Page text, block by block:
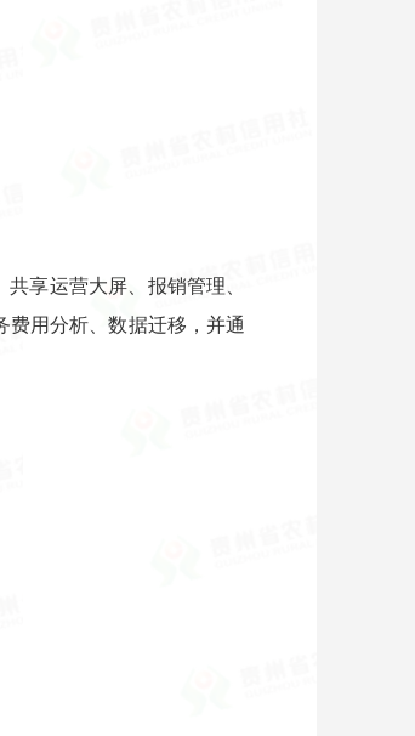
享运营大屏、报销管理、
用分析、数据迁移，并通